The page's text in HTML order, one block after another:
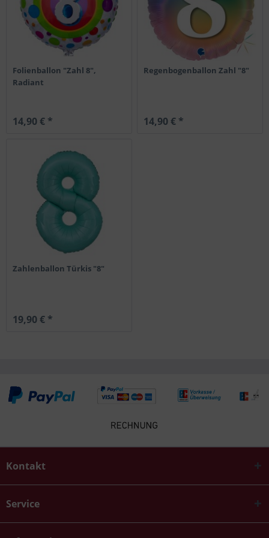
Folienballon "Zahl 8",
Radiant
14,90 € *
Regenbogenballon Zahl "8"
14,90 € *
Zahlenballon Türkis "8"
19,90 € *
Kontakt
Service